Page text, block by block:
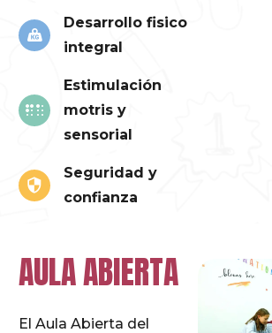
Desarrollo fisico
integral
Estimulación
motris y
sensorial
Seguridad y
confianza
AULA ABIERTA
El Aula Abierta del